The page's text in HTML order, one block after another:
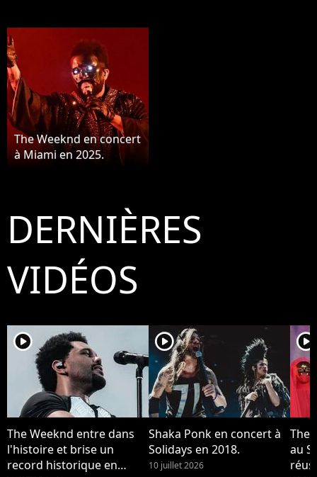
The Weeknd en concert
à Miami en 2025.
DERNIÈRES
VIDÉOS
player2
The Weeknd entre dans
l'histoire et brise un
record historique en
player2
Shaka Ponk en concert à
Solidays en 2018.
10 juillet 2026
player2
The
au